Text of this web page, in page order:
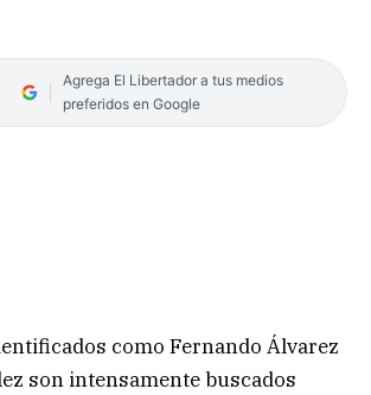
Agrega El Libertador a tus medios
preferidos en Google
como Fernando Álvarez
son intensamente buscados